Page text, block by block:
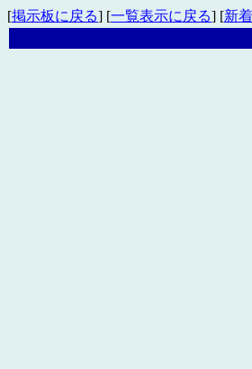
[掲示板に戻る] [一覧表示に戻る] [新